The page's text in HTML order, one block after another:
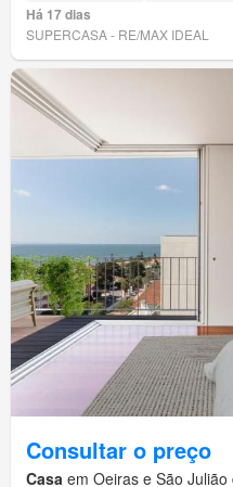
Há 17 dias
SUPERCASA - RE/MAX IDEAL
Consultar o preço
Casa em Oeiras e São